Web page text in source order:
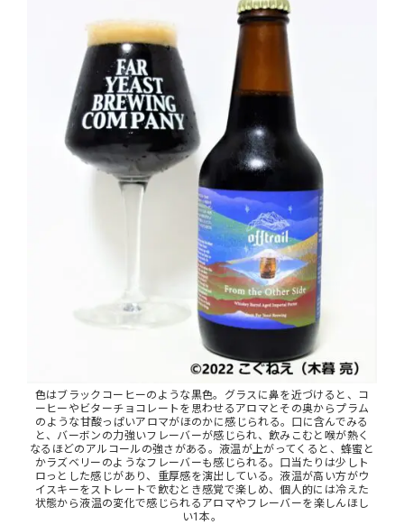
色はブラックコーヒーのような黒色。グラスに鼻を近づけると、コ
ーヒーやビターチョコレートを思わせるアロマとその奥からプラム
のような甘酸っぱいアロマがほのかに感じられる。口に含んでみる
と、バーボンの力強いフレーバーが感じられ、飲みこむと喉が熱く
なるほどのアルコールの強さがある。液温が上がってくると、蜂蜜と
かラズベリーのようなフレーバーも感じられる。口当たりは少しト
ロっとした感じがあり、重厚感を演出している。液温が高い方がウ
イスキーをストレートで飲むとき感覚で楽しめ、個人的には冷えた
状態から液温の変化で感じられるアロマやフレーバーを楽しんほし
い1本。